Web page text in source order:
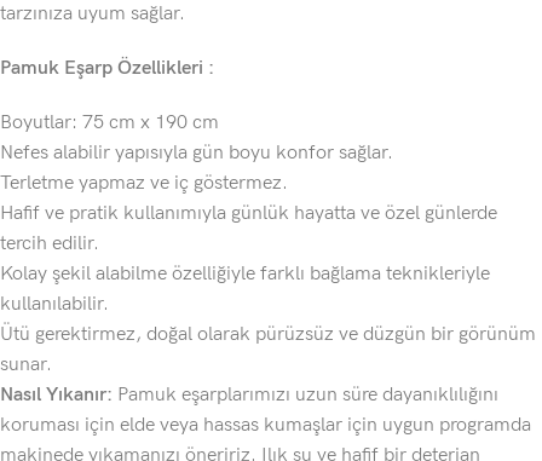
tarzınıza uyum sağlar.
Pamuk Eşarp Özellikleri :
Boyutlar: 75 cm x 190 cm
Nefes alabilir yapısıyla gün boyu konfor sağlar.
Terletme yapmaz ve iç göstermez.
Hafif ve pratik kullanımıyla günlük hayatta ve özel günlerde
tercih edilir.
Kolay şekil alabilme özelliğiyle farklı bağlama teknikleriyle
kullanılabilir.
Ütü gerektirmez, doğal olarak pürüzsüz ve düzgün bir görünüm
sunar.
Nasıl Yıkanır: Pamuk eşarplarımızı uzun süre dayanıklılığını
koruması için elde veya hassas kumaşlar için uygun programda
makinede yıkamanızı öneririz. Ilık su ve hafif bir deterjan